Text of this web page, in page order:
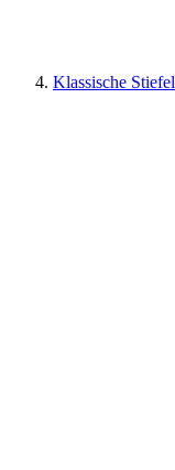
Klassische